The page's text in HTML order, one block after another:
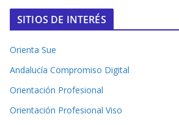
SITIOS DE INTERÉS
Orienta Sue
Andalucía Compromiso Digital
Orientación Profesional
Orientación Profesional Viso